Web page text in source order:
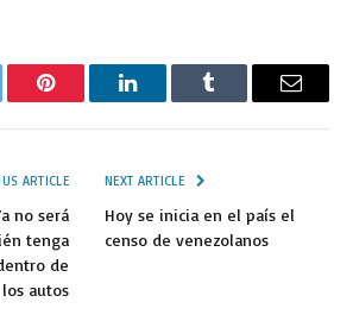
Pinterest LinkedInTumblr Email
ARTICLE
no será
tenga
de
los autos
NEXT ARTICLE
Hoy se inicia en el país el
censo de venezolanos